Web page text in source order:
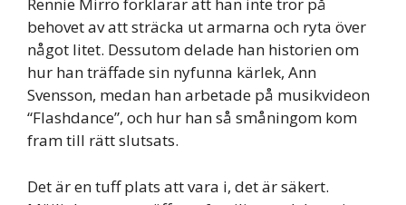
behovet av att sträcka ut armarna och ryta över
något litet. Dessutom delade han historien om
hur han träffade sin nyfunna kärlek, Ann
Svensson, medan han arbetade på musikvideon
“Flashdance”, och hur han så småningom kom
fram till rätt slutsats.
Det är en tuff plats att vara i, det är säkert.